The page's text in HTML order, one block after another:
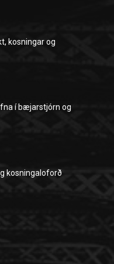
kosningar og
í bæjarstjórn og
kosningaloforð